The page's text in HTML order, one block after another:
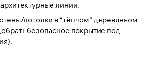
линии.
потолки в “тёплом” деревянном
безопасное покрытие под